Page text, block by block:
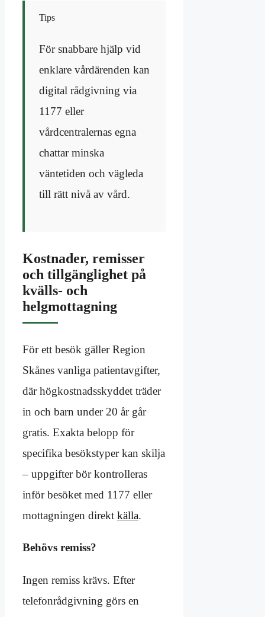
Tips
För snabbare hjälp vid
enklare vårdärenden kan
digital rådgivning via
1177 eller
vårdcentralernas egna
chattar minska
väntetiden och vägleda
till rätt nivå av vård.
Kostnader, remisser
och tillgänglighet på
kvälls- och
helgmottagning
För ett besök gäller Region
Skånes vanliga patientavgifter,
där högkostnadsskyddet träder
in och barn under 20 år går
gratis. Exakta belopp för
specifika besökstyper kan skilja
– uppgifter bör kontrolleras
inför besöket med 1177 eller
mottagningen direkt källa.
Behövs remiss?
Ingen remiss krävs. Efter
telefonrådgivning görs en